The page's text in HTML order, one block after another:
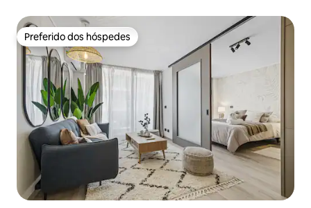
Preferido dos hóspedes
Preferido dos hóspedes